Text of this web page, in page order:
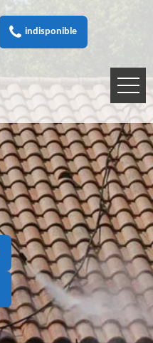
indisponible